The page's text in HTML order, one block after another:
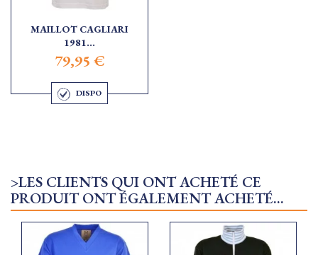
MAILLOT CAGLIARI
1981...
79,95 €
DISPO
>LES CLIENTS QUI ONT ACHETÉ CE
PRODUIT ONT ÉGALEMENT ACHETÉ...